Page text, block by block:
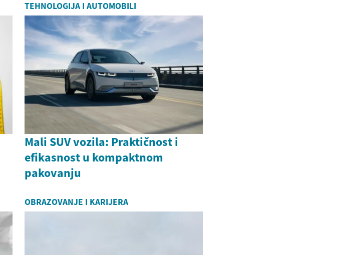
TEHNOLOGIJA I AUTOMOBILI
Mali SUV vozila: Praktičnost i
efikasnost u kompaktnom
pakovanju
OBRAZOVANJE I KARIJERA